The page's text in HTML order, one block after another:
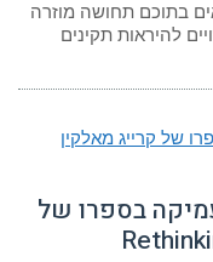
בתוכם תחושה מוזרה
להיראות תקינים
בספרו של